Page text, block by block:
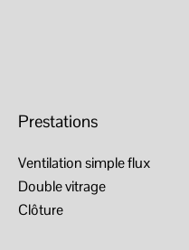
Prestations
Ventilation simple flux
Double vitrage
Clôture